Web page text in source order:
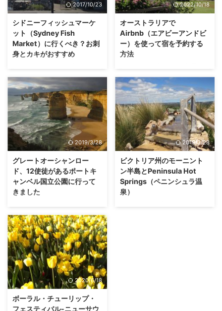
2017/10/23
シドニーフィッシュマーケ
ット（Sydney Fish
Market）に行くべき？お刺
身とカキがおすすめ
しいことで有名です。オーストラ
リアに来たらシーフードを食べる
のは欠かせません。シドニーでシ
ーフードと言って、真っ先にあが
るのがSydney Fish Market（シ
ドニーフィッシュマーケット）で
す。 フィッシュマーケットの賑
わい 新鮮な魚が買える市場とし
が食べられる場所として、平日で
も地元の人たちと観光客で込み合
っています。 フィッシュマーケ
ットの中には、たくさんの店がひ
鮮なお魚がたくさん並んでいま
す。 いけすの中 ...
2022/10/18
オーストラリアで
Airbnb（エアビーアンドビ
ー）を使って宿を予約する
方法
たは、１軒まるごとを貸し出すサ
ービスをインターネットを通して
提供するビジネスモデルが日本は
民泊と呼ばれ、ホテル・旅館以外
の宿泊の選択肢としてすっかり定
着した感のあるAirbnb（エアビー
アンドビー）。 もちろんオース
トラリアでも普及していて、多く
の人たちがホスト（宿泊場所提供
者）として登録しています。今で
はAirbnbだけでなく、大手の宿泊
予約サイトも民泊を扱うようにな
りました。 Airbnbを使って、実
2019/3/28
グレートオーシャンロー
ド、12使徒があるポートキ
ャンベル国立公園に行って
きました
ーシャンロード） ビクトリア州
メルボルンの南に位置するGreat
Ocean Road（グレートオーシャ
ンロード）は全長243㎞で、東は
Torquay（トーキー）から西は
Allansford（アランズフォード）
までの海岸線の道路です。 車で
全てを走破するには3時間以上か
かります。海の見えないカーブの
多い山道が多いので運転には労力
2019/3/28
ビクトリア州のモーニント
ン半島とPeninsula Hot
Springs（ペニンシュラ温
泉）
2020/6/18
ボーラル・チューリップ・
フェスティバル-ニューサウ